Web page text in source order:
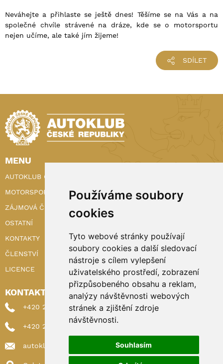
Používáme soubory
cookies
Tyto webové stránky používají
soubory cookies a další sledovací
nástroje s cílem vylepšení
uživatelského prostředí, zobrazení
přizpůsobeného obsahu a reklam,
analýzy návštěvnosti webových
stránek a zjištění zdroje
návštěvnosti.
Souhlasím
Neváhejte a přihlaste se ještě dnes! Těšíme se na Vás a na
společné chvíle strávené na dráze, kde se o motorsportu
nejen učíme, ale také jím žijeme!
SDÍLET
MENU
AUTOKLUB ČR
MOTORSPORT
ZÁJMOVÁ ČINNOST
OSTATNÍ
KONTAKTY
ČLENSTVÍ
LICENCE
KONTAKTY
+420 222 898 224 (sekretariat)
+420 222 898 221 (členství)
autoklub@autoklub.cz